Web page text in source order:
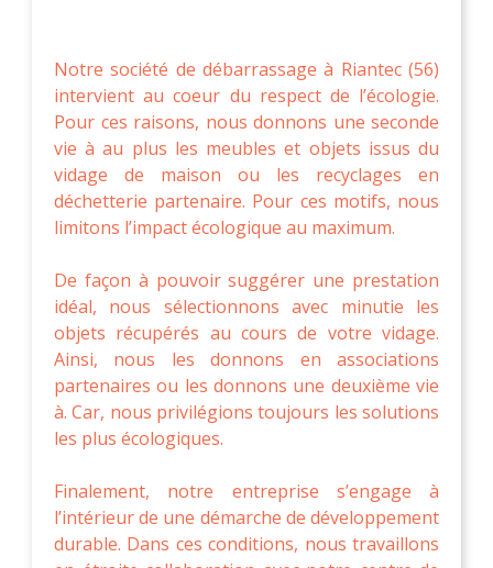
Notre société de débarrassage à Riantec (56)
intervient au coeur du respect de l’écologie.
Pour ces raisons, nous donnons une seconde
vie à au plus les meubles et objets issus du
vidage de maison ou les recyclages en
déchetterie partenaire. Pour ces motifs, nous
limitons l’impact écologique au maximum.
De façon à pouvoir suggérer une prestation
idéal, nous sélectionnons avec minutie les
objets récupérés au cours de votre vidage.
Ainsi, nous les donnons en associations
partenaires ou les donnons une deuxième vie
à. Car, nous privilégions toujours les solutions
les plus écologiques.
Finalement, notre entreprise s’engage à
l’intérieur de une démarche de développement
durable. Dans ces conditions, nous travaillons